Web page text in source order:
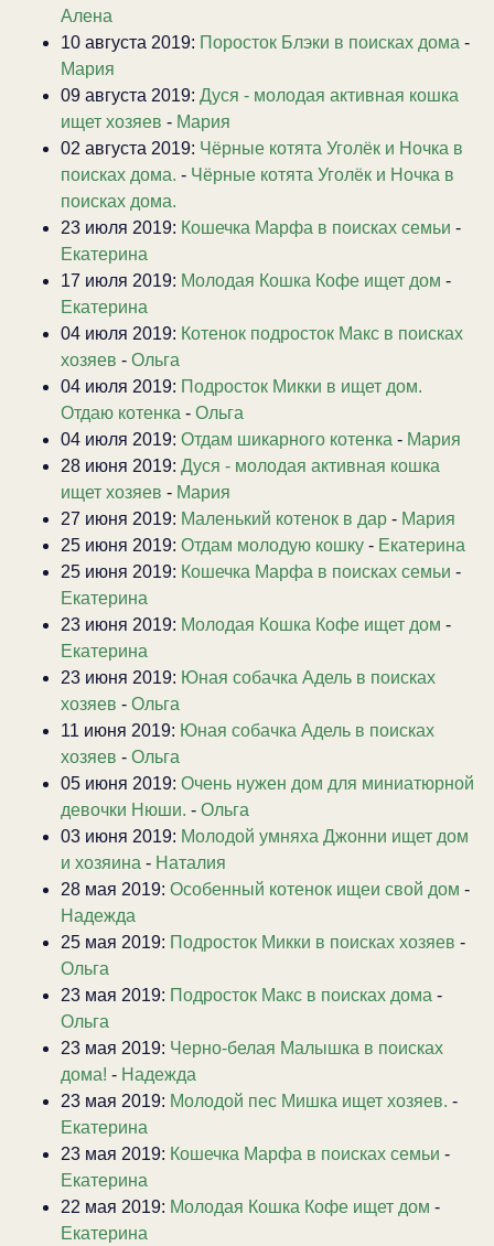
Алена
10 августа 2019: Поросток Блэки в поисках дома -
Мария
09 августа 2019: Дуся - молодая активная кошка
ищет хозяев - Мария
02 августа 2019: Чёрные котята Уголёк и Ночка в
поисках дома. - Чёрные котята Уголёк и Ночка в
поисках дома.
23 июля 2019: Кошечка Марфа в поисках семьи -
Екатерина
17 июля 2019: Молодая Кошка Кофе ищет дом -
Екатерина
04 июля 2019: Котенок подросток Макс в поисках
хозяев - Ольга
04 июля 2019: Подросток Микки в ищет дом.
Отдаю котенка - Ольга
04 июля 2019: Отдам шикарного котенка - Мария
28 июня 2019: Дуся - молодая активная кошка
ищет хозяев - Мария
27 июня 2019: Маленький котенок в дар - Мария
25 июня 2019: Отдам молодую кошку - Екатерина
25 июня 2019: Кошечка Марфа в поисках семьи -
Екатерина
23 июня 2019: Молодая Кошка Кофе ищет дом -
Екатерина
23 июня 2019: Юная собачка Адель в поисках
хозяев - Ольга
11 июня 2019: Юная собачка Адель в поисках
хозяев - Ольга
05 июня 2019: Очень нужен дом для миниатюрной
девочки Нюши. - Ольга
03 июня 2019: Молодой умняха Джонни ищет дом
и хозяина - Наталия
28 мая 2019: Особенный котенок ищеи свой дом -
Надежда
25 мая 2019: Подросток Микки в поисках хозяев -
Ольга
23 мая 2019: Подросток Макс в поисках дома -
Ольга
23 мая 2019: Черно-белая Малышка в поисках
дома! - Надежда
23 мая 2019: Молодой пес Мишка ищет хозяев. -
Екатерина
23 мая 2019: Кошечка Марфа в поисках семьи -
Екатерина
22 мая 2019: Молодая Кошка Кофе ищет дом -
Екатерина